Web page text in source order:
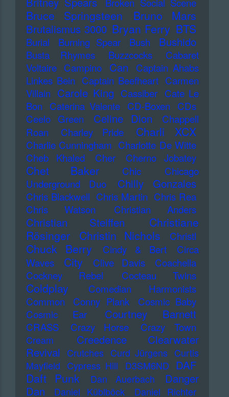
Broken Social Scene
Bruce Springsteen Bruno Mars
Brutalismus 3000 Bryan Ferry BTS
Burial Burning Spear Bush Bushido
Busta Rhymes Buzzcocks
Cabaret
Voltaire Campino Can
Captain Ahabs
Linkes Bein Captain Beefheart Carmen
Villain Carole King Cassiber Cate Le
Bon
Caterina Valente CD-Boxen
CDs
Ceelo Green
Celine Dion
Chappell
Roan
Charley Pride Charli XCX
Charlie Cunningham Charlotte De Witte
Cheb Khaled
Cher Cherno Jobatey
Chet Baker Chic
Chicago
Underground Duo
Chilly Gonzales
Chris Blackwell Chris Martin Chris Rea
Chris Watson
Christian Anders
Christian Steiffen
Christiane
Rösinger
Christin Nichols Christl
Chuck Berry Cindy & Bert
Circa
Waves
City Clive Davis
Coachella
Cockney Rebel
Cocteau Twins
Coldplay
Comedian Harmonists
Common
Conny Plank
Cosmic Baby
Cosmic Ear
Courtney Barnett
CRASS Crazy Horse Crazy Town
Cream
Creedence Clearwater
Revival
Crutches Curd Jürgens Curtis
Mayfield Cypress Hill D3SM6ND DAF
Daft Punk Dan Auerbach
Danger
Dan
Daniel Küblböck
Daniel Richter